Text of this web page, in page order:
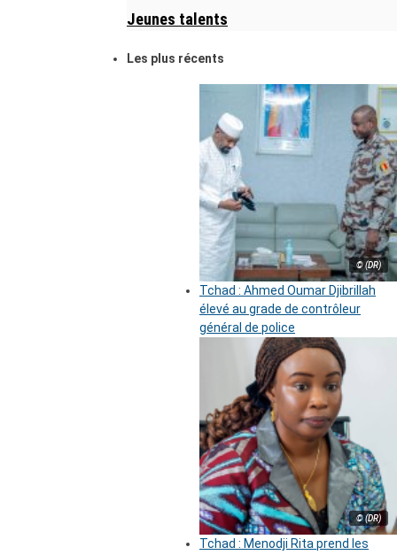
Jeunes talents
Les plus récents
© (DR)
Tchad : Ahmed Oumar Djibrillah
élevé au grade de contrôleur
général de police
© (DR)
Tchad : Menodji Rita prend les